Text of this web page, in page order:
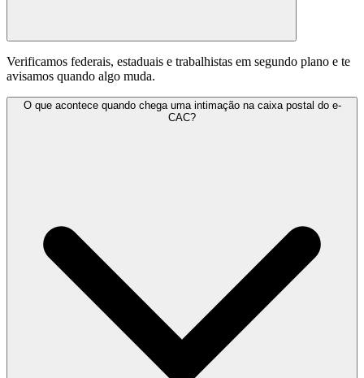
Verificamos federais, estaduais e trabalhistas em segundo plano e te
avisamos quando algo muda.
O que acontece quando chega uma intimação na caixa postal do e-
CAC?